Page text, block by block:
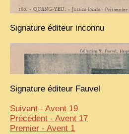
Signature éditeur inconnu
Signature éditeur Fauvel
Suivant - Avent 19
Précédent - Avent 17
Premier - Avent 1